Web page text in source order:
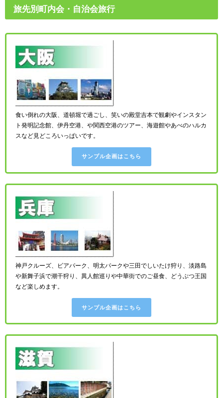
旅先別町内会・自治会旅行
食い倒れの大阪、道頓堀で過ごし、笑いの殿堂吉本で観劇やインスタン
ト発明記念館、伊丹空港、や関西空港のツアー、海遊館やあべのハルカ
スなど見どころいっぱいです。
サンプル企画はこちら
神戸クルーズ、ビアパーク、明太パークや三田でしいたけ狩り、淡路島
や新舞子浜で潮干狩り、異人館巡りや中華街でのご昼食、どうぶつ王国
など楽しめます。
サンプル企画はこちら